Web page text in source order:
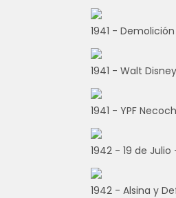
1941 -
1941 - Walt
1941 - YPF
1942 - 19 de Julio
1942 - Alsina y